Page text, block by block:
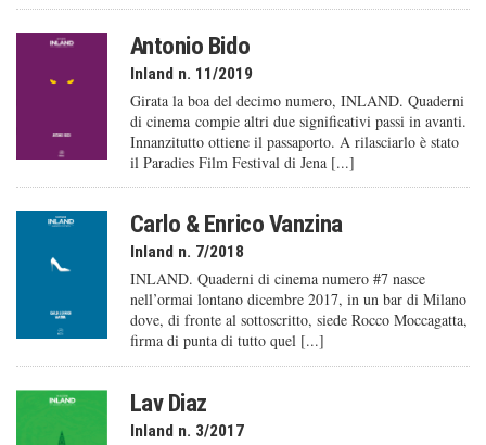
Antonio Bido
Inland n. 11/2019
Girata la boa del decimo numero, INLAND. Quaderni
di cinema compie altri due significativi passi in avanti.
Innanzitutto ottiene il passaporto. A rilasciarlo è stato
il Paradies Film Festival di Jena [...]
Carlo & Enrico Vanzina
Inland n. 7/2018
INLAND. Quaderni di cinema numero #7 nasce
nell’ormai lontano dicembre 2017, in un bar di Milano
dove, di fronte al sottoscritto, siede Rocco Moccagatta,
firma di punta di tutto quel [...]
Lav Diaz
Inland n. 3/2017